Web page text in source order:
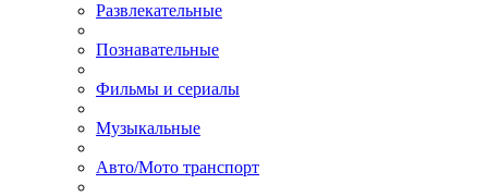
Развлекательные
Познавательные
Фильмы и сериалы
Музыкальные
Авто/Мото транспорт